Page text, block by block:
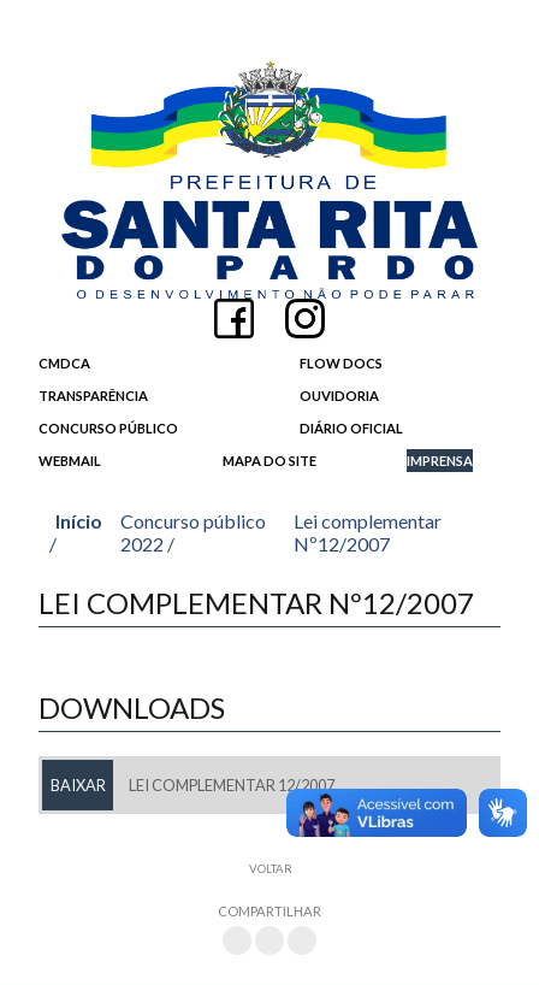
CMDCA FLOW DOCS
TRANSPARÊNCIA OUVIDORIA
CONCURSO PÚBLICO DIÁRIO OFICIAL
WEBMAIL MAPA DO SITE IMPRENSA
Início
/
Concurso público
2022 /
Lei complementar
Nº12/2007
LEI COMPLEMENTAR Nº12/2007
DOWNLOADS
BAIXAR LEI COMPLEMENTAR 12/2007
VOLTAR
COMPARTILHAR